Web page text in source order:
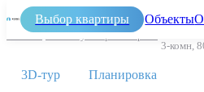
Выбор квартиры ОбъектыО
Главная/ЖК По ул Карла Маркса
3-комн,
3D-тур Планировка